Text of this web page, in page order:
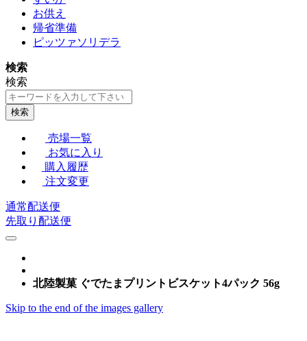
お供え
帰省準備
ピッツァソリデラ
検索
検索
検索
売場一覧
お気に入り
購入履歴
注文変更
通常配送便
先取り配送便
北陸製菓 ぐでたまプリントビスケット4パック 56g
Skip to the end of the images gallery